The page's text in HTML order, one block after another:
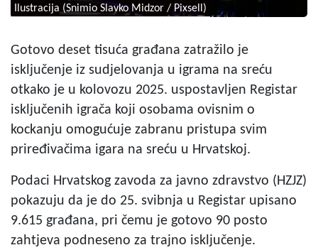
Ilustracija (Snimio Slavko Midzor / Pixsell)
Gotovo deset tisuća građana zatražilo je
isključenje iz sudjelovanja u igrama na sreću
otkako je u kolovozu 2025. uspostavljen Registar
isključenih igrača koji osobama ovisnim o
kockanju omogućuje zabranu pristupa svim
priređivačima igara na sreću u Hrvatskoj.
Podaci Hrvatskog zavoda za javno zdravstvo (HZJZ)
pokazuju da je do 25. svibnja u Registar upisano
9.615 građana, pri čemu je gotovo 90 posto
zahtjeva podneseno za trajno isključenje.